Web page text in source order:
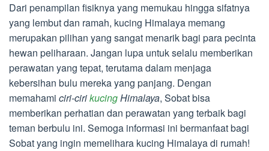
Dari penampilan fisiknya yang memukau hingga sifatnya
yang lembut dan ramah, kucing Himalaya memang
merupakan pilihan yang sangat menarik bagi para pecinta
hewan peliharaan. Jangan lupa untuk selalu memberikan
perawatan yang tepat, terutama dalam menjaga
kebersihan bulu mereka yang panjang. Dengan
memahami ciri-cirikucingHimalaya, Sobat bisa
memberikan perhatian dan perawatan yang terbaik bagi
teman berbulu ini. Semoga informasi ini bermanfaat bagi
Sobat yang ingin memelihara kucing Himalaya di rumah!